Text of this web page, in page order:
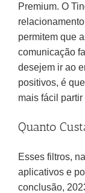
Premium. O
permitem que
comunicação
desejem ir ao
positivos, é
mais fácil
Quanto
Esses filtros,
aplicativos e
conclusão,